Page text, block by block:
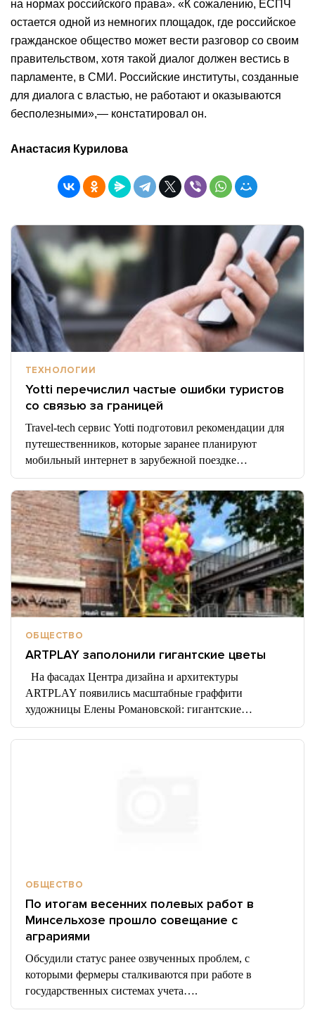
на нормах российского права». «К сожалению, ЕСПЧ
остается одной из немногих площадок, где российское
гражданское общество может вести разговор со своим
правительством, хотя такой диалог должен вестись в
парламенте, в СМИ. Российские институты, созданные
для диалога с властью, не работают и оказываются
бесполезными»,— констатировал он.
Анастасия Курилова
ТЕХНОЛОГИИ
Yotti перечислил частые ошибки туристов
со связью за границей
Travel-tech сервис Yotti подготовил рекомендации для
путешественников, которые заранее планируют
мобильный интернет в зарубежной поездке…
ОБЩЕСТВО
ARTPLAY заполонили гигантские цветы
На фасадах Центра дизайна и архитектуры
ARTPLAY появились масштабные граффити
художницы Елены Романовской: гигантские…
ОБЩЕСТВО
По итогам весенних полевых работ в
Минсельхозе прошло совещание с
аграриями
Обсудили статус ранее озвученных проблем, с
которыми фермеры сталкиваются при работе в
государственных системах учета….